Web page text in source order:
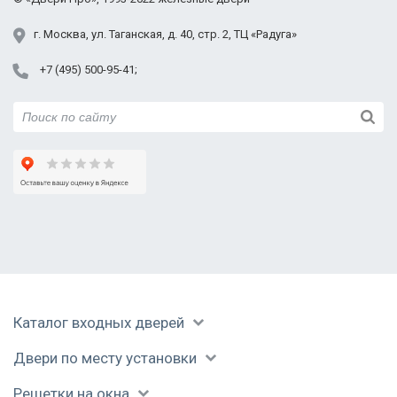
понадобится. Спасибо, буду рекомендовать всем!
г. Москва, ул. Таганская, д. 40, стр. 2, ТЦ «Радуга»
+7 (495) 500-95-41
Каталог входных дверей
Двери по месту установки
Решетки на окна